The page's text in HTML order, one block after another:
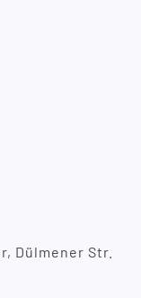
Dülmener Str.